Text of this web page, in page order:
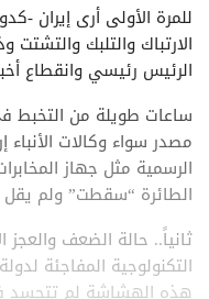
للمرة الأولى أرى إيران
الارتباك والتلبك
الرئيس رئيسي وانقطاع
ساعات طويلة من التخبط
مصدر سواء وكالات
الرسمية مثل جهاز
الطائرة “سقطت” ولم
ثانياً.. حالة الضعف
التكنولوجية المفاجئة
هذه الهشاشة لم تتجسد